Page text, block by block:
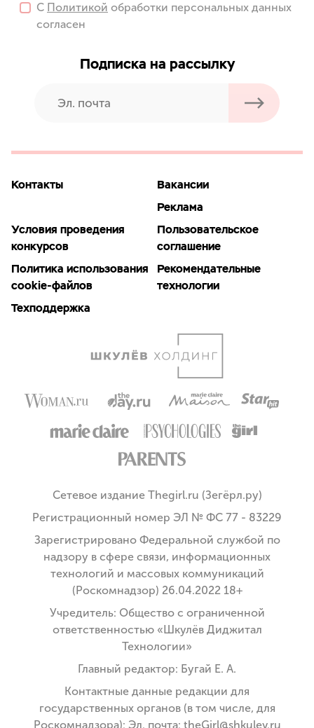
С Политикой обработки персональных данных
согласен
Подписка на рассылку
Контакты
Вакансии
Реклама
Условия проведения
конкурсов
Пользовательское
соглашение
Политика использования
cookie-файлов
Рекомендательные
технологии
Техподдержка
Сетевое издание Thegirl.ru (Зегёрл.ру)
Регистрационный номер ЭЛ № ФС 77 - 83229
Зарегистрировано Федеральной службой по
надзору в сфере связи, информационных
технологий и массовых коммуникаций
(Роскомнадзор) 26.04.2022 18+
Учредитель: Общество с ограниченной
ответственностью «Шкулёв Диджитал
Технологии»
Главный редактор: Бугай Е. А.
Контактные данные редакции для
государственных органов (в том числе, для
Роскомнадзора): Эл. почта: theGirl@shkulev.ru